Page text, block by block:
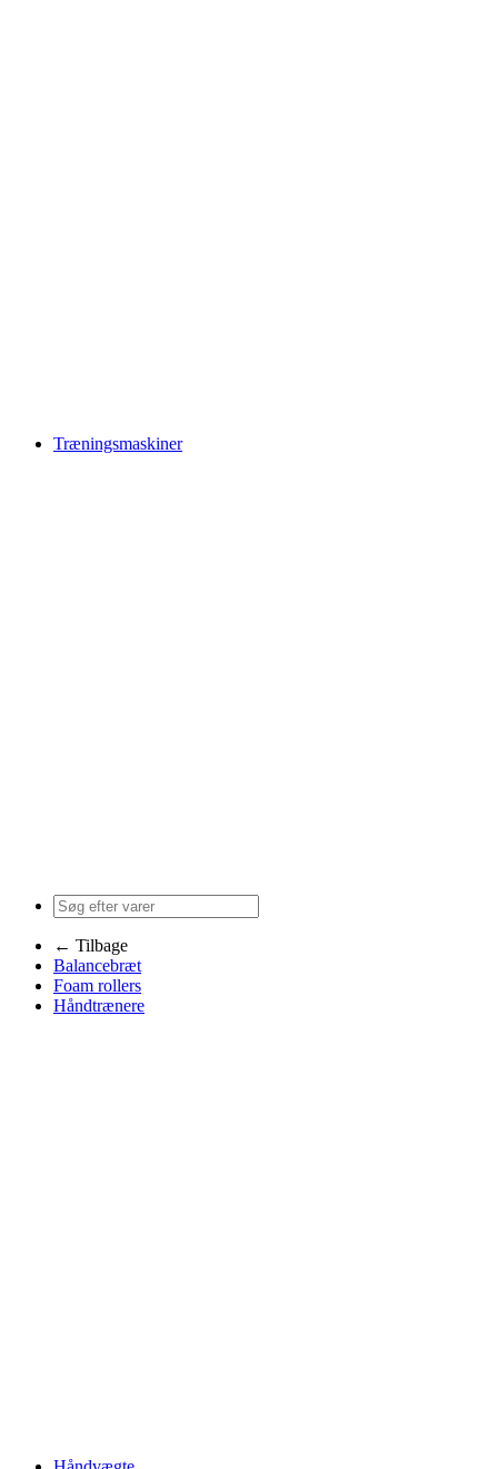
Træningsmaskiner
← Tilbage
Balancebræt
Foam rollers
Håndtrænere